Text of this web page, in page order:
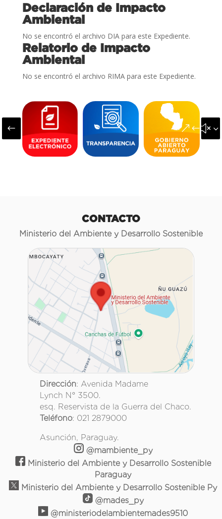
Declaración de Impacto
Ambiental
No se encontró el archivo DIA para este Expediente.
Relatorio de Impacto
Ambiental
No se encontró el archivo RIMA para este Expediente.
#
CONTACTO
Ministerio del Ambiente y Desarrollo Sostenible
Dirección: Avenida Madame
Lynch N° 3500.
esq. Reservista de la Guerra del Chaco.
Teléfono: 021 2879000
Asunción, Paraguay.
@mambiente_py
Ministerio del Ambiente y Desarrollo Sostenible
Paraguay
Ministerio del Ambiente y Desarrollo Sostenible Py
@mades_py
@ministeriodelambientemades9510